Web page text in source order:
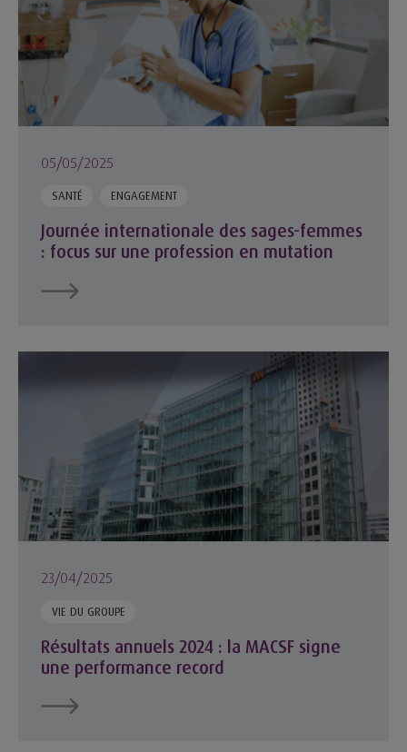
05/05/2025
SANTÉ ENGAGEMENT
Journée internationale des sages-femmes
: focus sur une profession en mutation
Résultats annuels 2024 : la MACSF signe une performance
23/04/2025
VIE DU GROUPE
Résultats annuels 2024 : la MACSF signe
une performance record